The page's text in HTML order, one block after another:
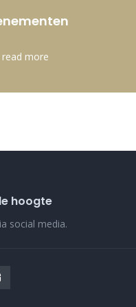
read more
hoogte
social media.